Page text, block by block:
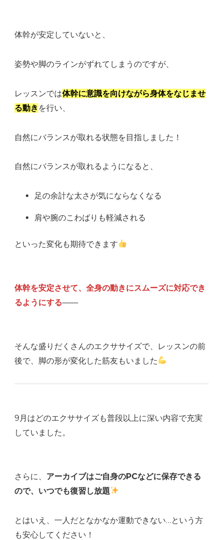
体幹が安定していないと、
姿勢や脚のラインがずれてしまうのですが、
レッスンでは体幹に意識を向けながら身体をなじませ
る動き を行い、
自然にバランスが取れる状態を目指しました！
自然にバランスが取れるようになると、
足の余計な太さが気にならなくなる
肩や腕のこわばりも軽減される
といった変化も期待できます
体幹を安定させて、全身の動きにスムーズに対応でき
るようにする——
そんな盛りだくさんのエクササイズで、レッスンの前
後で、脚の形が変化した筋友もいました
9月はどのエクササイズも普段以上に深い内容で充実
していました。
さらに、 アーカイブはご自身のPCなどに保存できる
ので、いつでも復習し放題
とはいえ、一人だとなかなか運動できない…という方
も安心してください！